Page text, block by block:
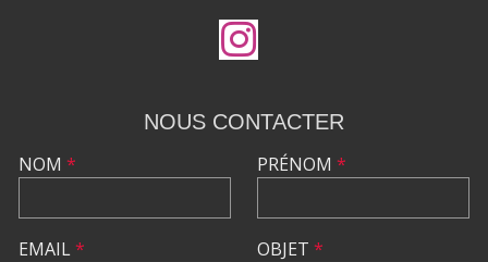
NOUS CONTACTER
NOM *
EMAIL*
PRÉNOM *
OBJET *